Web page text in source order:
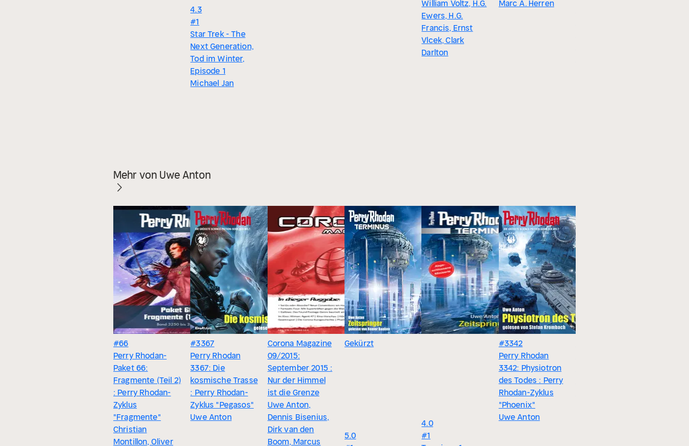
4.3
#1
Star Trek - The
Next Generation,
Tod im Winter,
Episode 1
Michael Jan
William Voltz, H.G.
Ewers, H.G.
Francis, Ernst
Vlcek, Clark
Darlton
Marc A. Herren
Mehr von Uwe Anton
#66
Perry Rhodan-
Paket 66:
Fragmente (Teil 2)
: Perry Rhodan-
Zyklus
"Fragmente"
Christian
Montillon, Oliver
#3367
Perry Rhodan
3367: Die
kosmische Trasse
: Perry Rhodan-
Zyklus "Pegasos"
Uwe Anton
Corona Magazine
09/2015:
September 2015 :
Nur der Himmel
ist die Grenze
Uwe Anton,
Dennis Bisenius,
Dirk van den
Boom, Marcus
Gekürzt
5.0
4.0
#1
#3342
Perry Rhodan
3342: Physiotron
des Todes : Perry
Rhodan-Zyklus
"Phoenix"
Uwe Anton